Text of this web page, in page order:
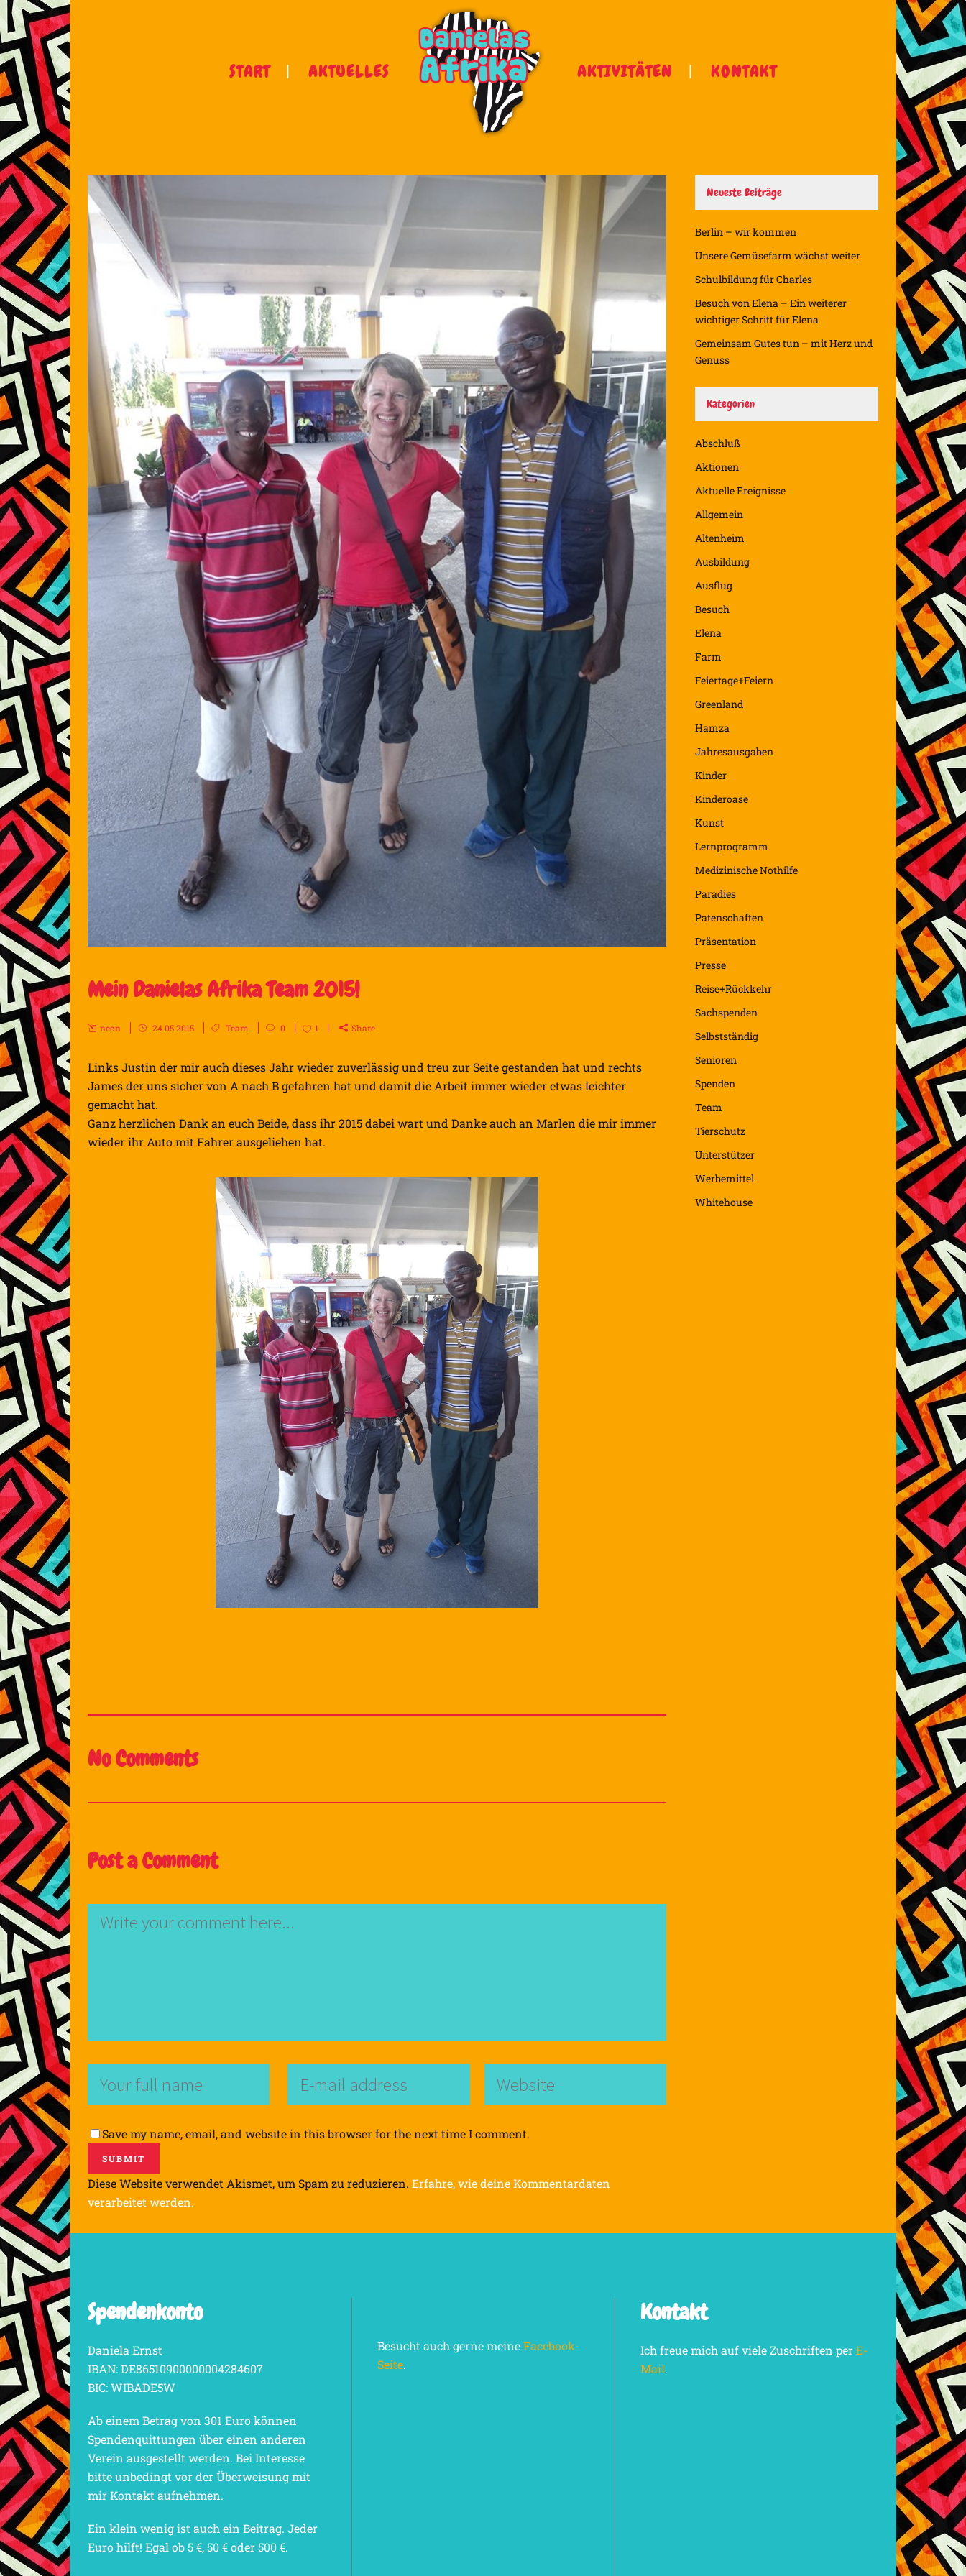
START AKTUELLES AKTIVITÄTEN KONTAKT
Mein Danielas Afrika Team 2015!
neon 24.05.2015 Team 0 1 Share
Links Justin der mir auch dieses Jahr wieder zuverlässig und treu zur Seite gestanden hat und rechts
James der uns sicher von A nach B gefahren hat und damit die Arbeit immer wieder etwas leichter
gemacht hat.
Ganz herzlichen Dank an euch Beide, dass ihr 2015 dabei wart und Danke auch an Marlen die mir immer
wieder ihr Auto mit Fahrer ausgeliehen hat.
No Comments
Post a Comment
Save my name, email, and website in this browser for the next time I comment.
Diese Website verwendet Akismet, um Spam zu reduzieren. Erfahre, wie deine Kommentardaten
verarbeitet werden.
Neueste Beiträge
Berlin – wir kommen
Unsere Gemüsefarm wächst weiter
Schulbildung für Charles
Besuch von Elena – Ein weiterer
wichtiger Schritt für Elena
Gemeinsam Gutes tun – mit Herz und
Genuss
Kategorien
Abschluß
Aktionen
Aktuelle Ereignisse
Allgemein
Altenheim
Ausbildung
Ausflug
Besuch
Elena
Farm
Feiertage+Feiern
Greenland
Hamza
Jahresausgaben
Kinder
Kinderoase
Kunst
Lernprogramm
Medizinische Nothilfe
Paradies
Patenschaften
Präsentation
Presse
Reise+Rückkehr
Sachspenden
Selbstständig
Senioren
Spenden
Team
Tierschutz
Unterstützer
Werbemittel
Whitehouse
Spendenkonto
Daniela Ernst
IBAN: DE86510900000004284607
BIC: WIBADE5W
Ab einem Betrag von 301 Euro können
Spendenquittungen über einen anderen
Verein ausgestellt werden. Bei Interesse
bitte unbedingt vor der Überweisung mit
mir Kontakt aufnehmen.
Ein klein wenig ist auch ein Beitrag. Jeder
Euro hilft! Egal ob 5 €, 50 € oder 500 €.
Besucht auch gerne meineFacebook-
Seite.
Kontakt
Ich freue mich auf viele Zuschriften perE-
Mail.